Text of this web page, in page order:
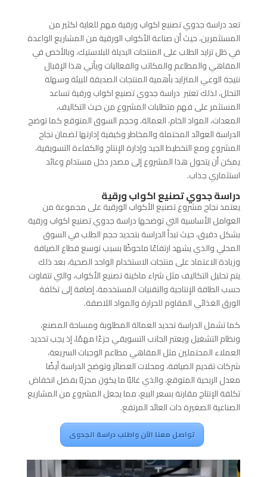
تعد دراسة جدوي تصنيع اكواب ورقية مهم للغاية لكثير من
المستثمرين، حيث أن صناعة الأكواب الورقية من المشاريع الواعدة
في ظل تزايد الطلب على المنتجات البديلة للبلاستيك، وبالأخص في
المقاهي والمطاعم والمكاتب والفعاليات ويأتي هذا الإقبال
نتيجة الوعي المتزايد بأهمية المنتجات الصديقة للبيئة وسهلة
التحلل، لذلك تعتبر دراسة جدوي تصنيع اكواب ورقية تساعد
المستثمر على فهم متطلبات المشروع من حيث التكاليف،
المعدات، المواد الخام، العمالة، وحجم السوق المتوقع كما توضح
الدراسة العوائد المحتملة والمخاطر وكيفية إدارتها لضمان نجاح
المشروع ومع التخطيط الجيد وإدارة الإنتاج والكفاءة التسويقية،
يمكن أن يتحول هذا المشروع إلى مصدر دخل مستدام وعائد
استثماري جذاب.
دراسة جدوي تصنيع اكواب ورقية
يعتمد نجاح مشروع تصنيع الأكواب الورقية على مجموعة من
العوامل الأساسية التي توضحها دراسة جدوي تصنيع اكواب ورقية
بشكل دقيق، حيث تبدأ الدراسة بتحديد حجم الطلب في السوق
المحلي والذي يشهد ارتفاعًا ملحوظًا بسبب توسع قطاع الضيافة
وزيادة الاعتماد على منتجات الاستخدام الواحد الصحية، بعد ذلك
يتم تحليل التكاليف مثل شراء ماكينة تصنيع الأكواب، والتي تتفاوت
حسب الطاقة الإنتاجية والتقنيات المستخدمة، إضافة إلى تكلفة
الورق الغذائي المقاوم للحرارة والمواد اللاصقة.
كما تشمل الدراسة تحديد العمالة المطلوبة ومساحة المصنع،
ونظام التشغيل ويعتبر الجانب التسويقي جزءًا مهمًا، إذ يجب تحديد
العملاء المحتملين مثل المقاهي مطاعم الوجبات السريعة،
شركات تقديم الضيافة، ومحلات العصائر وتوضح الدراسة أيضًا
معدل الربحية المتوقع، والذي غالبًا ما يكون مجزيًا بفضل انخفاض
تكلفة الإنتاج مقارنة بسعر البيع، مما يجعل المشروع من المشاريع
الصناعية الصغيرة ذات العائد المرتفع.
تواصل معنا الآن واطلب دراسة الجدوى